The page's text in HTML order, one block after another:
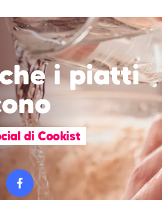
i piatti
di Cookist